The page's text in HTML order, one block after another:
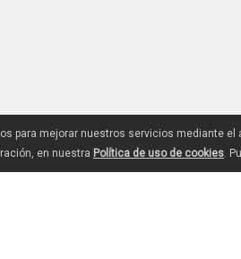
para mejorar nuestros servicios mediante
en nuestra Política de uso de cookies.